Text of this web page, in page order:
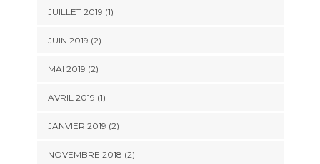
JUILLET 2019 (1)
JUIN 2019 (2)
MAI 2019 (2)
AVRIL 2019 (1)
JANVIER 2019 (2)
NOVEMBRE 2018 (2)